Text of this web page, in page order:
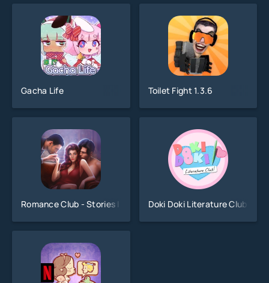
Gacha Life Toilet Fight 1.3.6
Romance Club - Stories I Play Doki Doki Literature Club